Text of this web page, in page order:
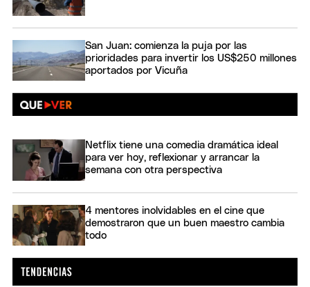
San Juan: comienza la puja por las
prioridades para invertir los US$250 millones
aportados por Vicuña
Netflix tiene una comedia dramática ideal
para ver hoy, reflexionar y arrancar la
semana con otra perspectiva
4 mentores inolvidables en el cine que
demostraron que un buen maestro cambia
todo